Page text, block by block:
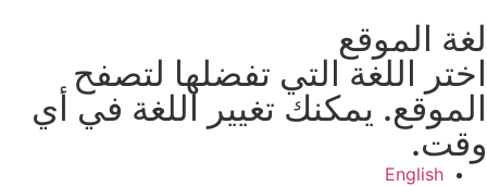
لغة الموقع
اختر اللغة التي تفضلها لتصفح
الموقع. يمكنك تغيير اللغة في أي
وقت.
English